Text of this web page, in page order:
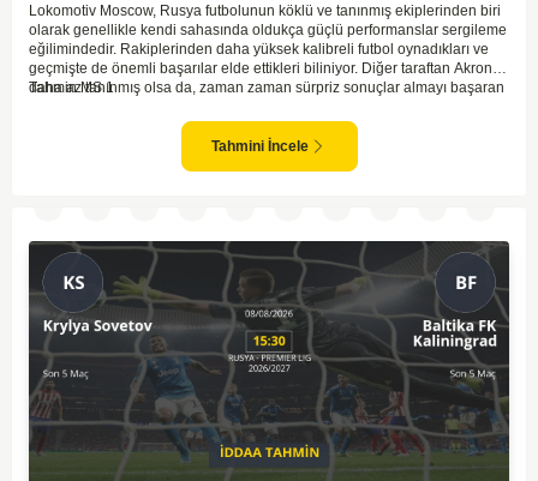
Lokomotiv Moscow, Rusya futbolunun köklü ve tanınmış ekiplerinden biri
olarak genellikle kendi sahasında oldukça güçlü performanslar sergileme
eğilimindedir. Rakiplerinden daha yüksek kalibreli futbol oynadıkları ve
geçmişte de önemli başarılar elde ettikleri biliniyor. Diğer taraftan Akron,
daha az tanınmış olsa da, zaman zaman sürpriz sonuçlar almayı başaran
ve güçlü ekipler karşısında istikrarlı bir performans sergilemekte
zorlanabilirler. Lokomotiv Moscow'un mevcut form durumunun ve evinde
oynama avantajının, bu karşılaşmada belirleyici olması muhtemel
Tahmin MS 1
Tahmini İncele